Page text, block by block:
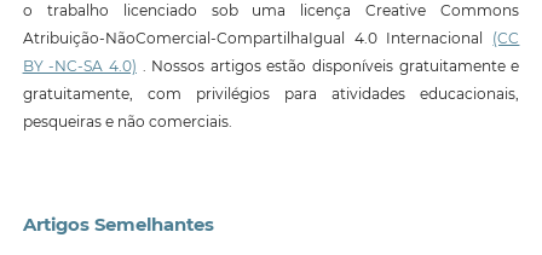
o trabalho licenciado sob uma licença Creative Commons
Atribuição-NãoComercial-CompartilhaIgual 4.0 Internacional (CC
BY -NC-SA 4.0) . Nossos artigos estão disponíveis gratuitamente e
gratuitamente, com privilégios para atividades educacionais,
pesqueiras e não comerciais.
Artigos Semelhantes